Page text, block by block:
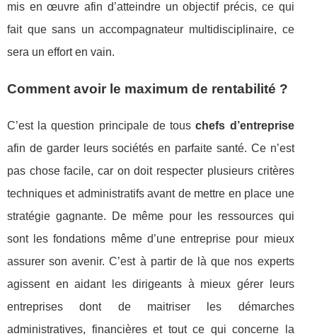
mis en œuvre afin d’atteindre un objectif précis, ce qui
fait que sans un accompagnateur multidisciplinaire, ce
sera un effort en vain.
Comment avoir le maximum de rentabilité ?
C’est la question principale de touschefs d’entreprise
afin de garder leurs sociétés en parfaite santé. Ce n’est
pas chose facile, car on doit respecter plusieurs critères
techniques et administratifs avant de mettre en place une
stratégie gagnante. De même pour les ressources qui
sont les fondations même d’une entreprise pour mieux
assurer son avenir. C’est à partir de là que nos experts
agissent en aidant les dirigeants à mieux gérer leurs
entreprises dont de maitriser les démarches
administratives, financières et tout ce qui concerne la